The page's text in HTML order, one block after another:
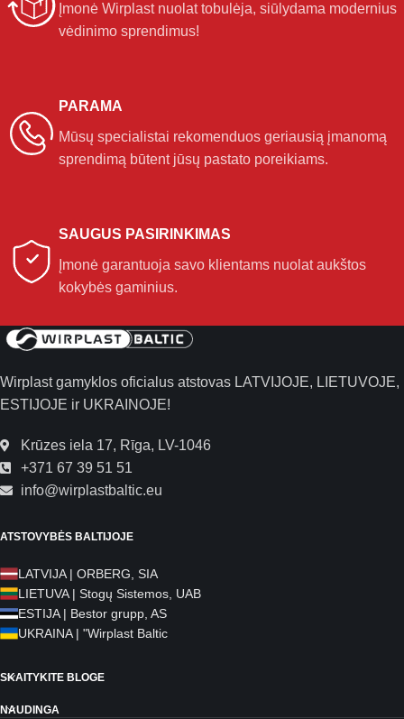
Įmonė Wirplast nuolat tobulėja, siūlydama modernius
vėdinimo sprendimus!
PARAMA
Mūsų specialistai rekomenduos geriausią įmanomą
sprendimą būtent jūsų pastato poreikiams.
SAUGUS PASIRINKIMAS
Įmonė garantuoja savo klientams nuolat aukštos
kokybės gaminius.
Wirplast gamyklos oficialus atstovas LATVIJOJE, LIETUVOJE,
ESTIJOJE ir UKRAINOJE!
Krūzes iela 17, Rīga, LV-1046
+371 67 39 51 51
info@wirplastbaltic.eu
ATSTOVYBĖS BALTIJOJE
LATVIJA | ORBERG, SIA
LIETUVA | Stogų Sistemos, UAB
ESTIJA | Bestor grupp, AS
UKRAINA | "Wirplast Baltic
SKAITYKITE BLOGE
NAUDINGA